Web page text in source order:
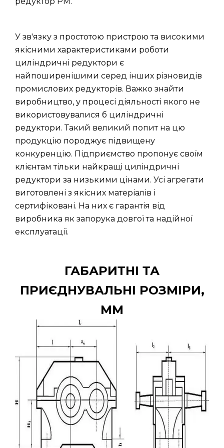
У зв'язку з простотою пристрою та високими
якісними характеристиками роботи
циліндричні редуктори є
найпоширенішими серед інших різновидів
промислових редукторів. Важко знайти
виробництво, у процесі діяльності якого не
використовувалися б циліндричні
редуктори. Такий великий попит на цю
продукцію породжує підвищену
конкуренцію. Підприємство пропонує своїм
клієнтам тільки найкращі циліндричні
редуктори за низькими цінами. Усі агрегати
виготовлені з якісних матеріалів і
сертифіковані. На них є гарантія від
виробника як запорука довгої та надійної
експлуатації.
ГАБАРИТНІ ТА
ПРИЄДНУВАЛЬНІ РОЗМІРИ,
ММ